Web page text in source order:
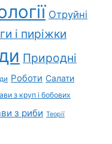
Отруйні
і пиріжки
Природні
Роботи Салати
з круп і бобових
з риби Теорії